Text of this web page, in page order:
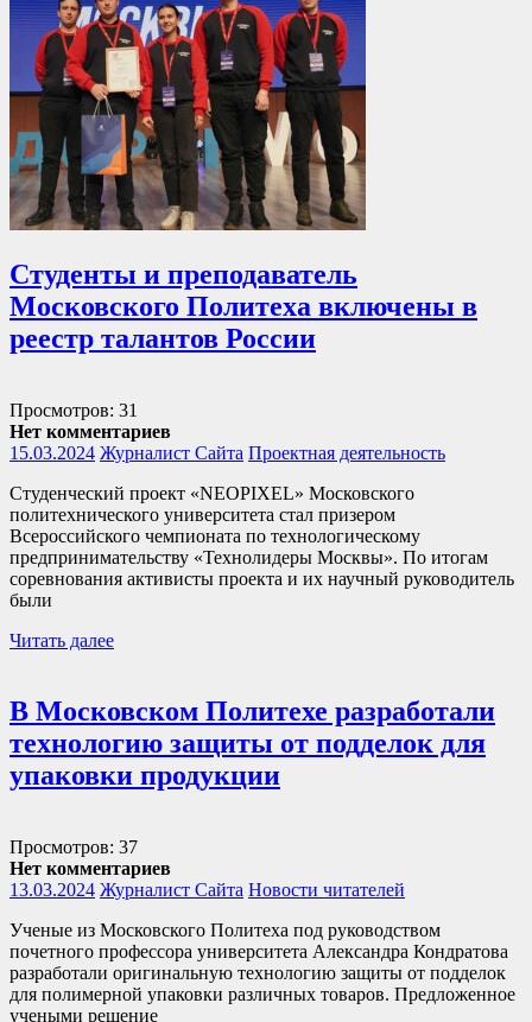
Студенты и преподаватель
Московского Политеха включены в
реестр талантов России
Просмотров: 31
Нет комментариев
15.03.2024 Журналист Сайта Проектная деятельность
Студенческий проект «NEOPIXEL» Московского
политехнического университета стал призером
Всероссийского чемпионата по технологическому
предпринимательству «Технолидеры Москвы». По итогам
соревнования активисты проекта и их научный руководитель
были
Читать далее
В Московском Политехе разработали
технологию защиты от подделок для
упаковки продукции
Просмотров: 37
Нет комментариев
13.03.2024 Журналист Сайта Новости читателей
Ученые из Московского Политеха под руководством
почетного профессора университета Александра Кондратова
разработали оригинальную технологию защиты от подделок
для полимерной упаковки различных товаров. Предложенное
учеными решение